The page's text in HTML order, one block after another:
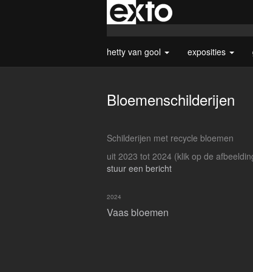
hetty van gool exposities
Bloemenschilderijen
Schilderijen met recycle bloemen
uit 2023 tot 2024 (klik op de
stuur een bericht
Vaas bloemen
2024